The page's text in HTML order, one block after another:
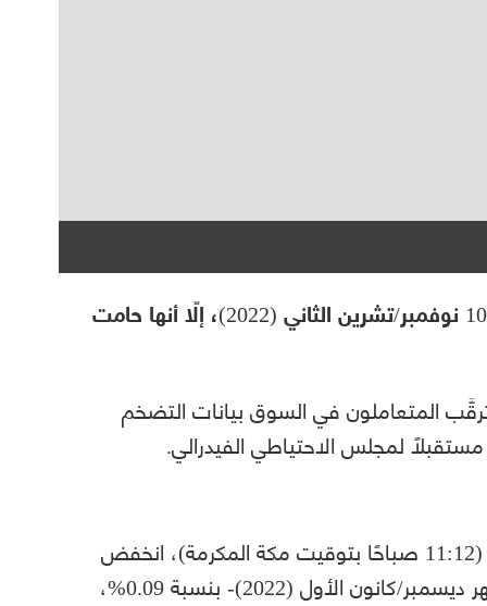
تراجعت أسعار الذهب خلال اليوم الخميس 10 نوفمبر/تشرين الثاني (2022)، إلّا أنها حامت
المتعاملون في السوق بيانات التضخم
لمجلس الاحتياطي الفيدرالي.
بحلول الساعة 08:12 صباحًا بتوقيت غرينتش (11:12 صباحًا بتوقيت مكة المكرمة)، انخفض
سعر العقود الآجلة لمعدن الذهب -تسليم شهر ديسمبر/كانون الأول (2022)- بنسبة 0.09%،